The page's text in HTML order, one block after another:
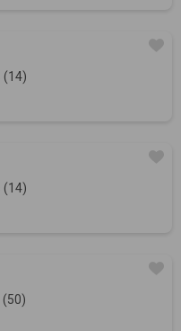
(14)
(14)